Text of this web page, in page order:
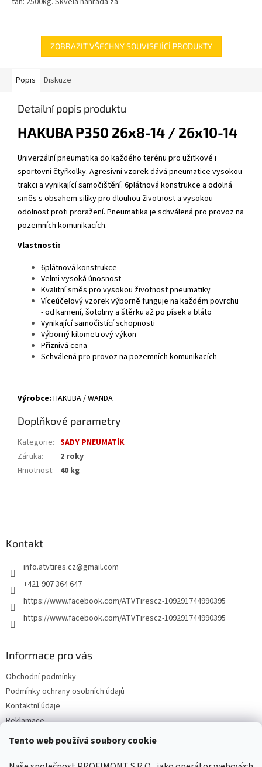
Tento web používá soubory cookie
ZOBRAZIT VŠECHNY SOUVISEJÍCÍ PRODUKTY
Popis Diskuze
Detailní popis produktu
HAKUBA P350 26x8-14 / 26x10-14
Univerzální pneumatika do každého terénu pro užitkové i
sportovní čtyřkolky. Agresivní vzorek dává pneumatice vysokou
trakci a vynikající samočištění. 6plátnová konstrukce a odolná
směs s obsahem siliky pro dlouhou životnost a vysokou
odolnost proti proražení. Pneumatika je schválená pro provoz na
pozemních komunikacích.
Vlastnosti:
6plátnová konstrukce
Velmi vysoká únosnost
Kvalitní směs pro vysokou životnost pneumatiky
Víceúčelový vzorek výborně funguje na každém povrchu
- od kamení, šotoliny a štěrku až po písek a bláto
Vynikající samočistící schopnosti
Výborný kilometrový výkon
Příznivá cena
Schválená pro provoz na pozemních komunikacích
Výrobce: HAKUBA / WANDA
Doplňkové parametry
Kategorie: SADY PNEUMATÍK
Záruka:
2 roky
Hmotnost: 40 kg
Kontakt
info.atvtires.cz@gmail.com
+421 907 364 647
https://www.facebook.com/ATVTirescz-109291744990395
https://www.facebook.com/ATVTirescz-109291744990395
Informace pro vás
Obchodní podmínky
Podmínky ochrany osobních údajů
Kontaktní údaje
Reklamace